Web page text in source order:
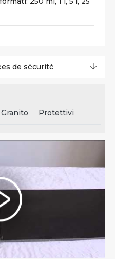
de sécurité
Granito Protettivi